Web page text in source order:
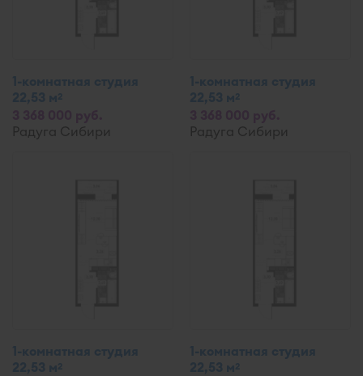
1-комнатная студия
22,53 м2
Радуга Сибири
1-комнатная студия
22,53 м2
Радуга Сибири
1-комнатная студия
22,53 м2
1-комнатная студия
22,53 м2